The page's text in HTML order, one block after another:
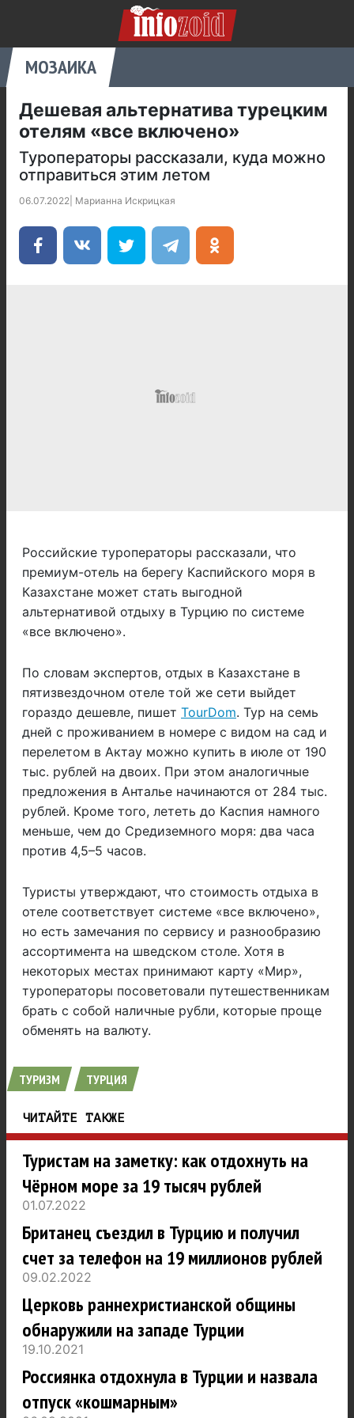
МОЗАИКА
Дешевая альтернатива турецким
отелям «все включено»
Туроператоры рассказали, куда можно
отправиться этим летом
06.07.2022 Марианна Искрицкая
Российские туроператоры рассказали, что
премиум-отель на берегу Каспийского моря в
Казахстане может стать выгодной
альтернативой отдыху в Турцию по системе
«все включено».
По словам экспертов, отдых в Казахстане в
пятизвездочном отеле той же сети выйдет
гораздо дешевле, пишет TourDom. Тур на семь
дней с проживанием в номере с видом на сад и
перелетом в Актау можно купить в июле от 190
тыс. рублей на двоих. При этом аналогичные
предложения в Анталье начинаются от 284 тыс.
рублей. Кроме того, лететь до Каспия намного
меньше, чем до Средиземного моря: два часа
против 4,5–5 часов.
Туристы утверждают, что стоимость отдыха в
отеле соответствует системе «все включено»,
но есть замечания по сервису и разнообразию
ассортимента на шведском столе. Хотя в
некоторых местах принимают карту «Мир»,
туроператоры посоветовали путешественникам
брать с собой наличные рубли, которые проще
обменять на валюту.
ТУРИЗМ ТУРЦИЯ
ЧИТАЙТЕ ТАКЖЕ
Туристам на заметку: как отдохнуть на
Чёрном море за 19 тысяч рублей
01.07.2022
Британец съездил в Турцию и получил
счет за телефон на 19 миллионов рублей
09.02.2022
Церковь раннехристианской общины
обнаружили на западе Турции
19.10.2021
Россиянка отдохнула в Турции и назвала
отпуск «кошмарным»